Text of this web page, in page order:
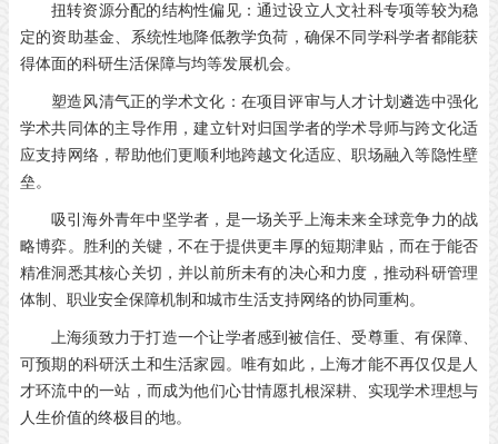
扭转资源分配的结构性偏见：通过设立人文社科专项等较为稳
定的资助基金、系统性地降低教学负荷，确保不同学科学者都能获
得体面的科研生活保障与均等发展机会。
塑造风清气正的学术文化：在项目评审与人才计划遴选中强化
学术共同体的主导作用，建立针对归国学者的学术导师与跨文化适
应支持网络，帮助他们更顺利地跨越文化适应、职场融入等隐性壁
垒。
吸引海外青年中坚学者，是一场关乎上海未来全球竞争力的战
略博弈。胜利的关键，不在于提供更丰厚的短期津贴，而在于能否
精准洞悉其核心关切，并以前所未有的决心和力度，推动科研管理
体制、职业安全保障机制和城市生活支持网络的协同重构。
上海须致力于打造一个让学者感到被信任、受尊重、有保障、
可预期的科研沃土和生活家园。唯有如此，上海才能不再仅仅是人
才环流中的一站，而成为他们心甘情愿扎根深耕、实现学术理想与
人生价值的终极目的地。